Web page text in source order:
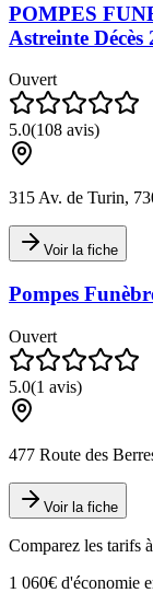
POMPES
Astreinte Décès
Ouvert
5.0(108 avis)
315 Av. de Turin,
Voir la fiche
Pompes
Ouvert
5.0(1 avis)
477 Route des
Voir la fiche
Comparez les tarifs à
1 060€ d'économie